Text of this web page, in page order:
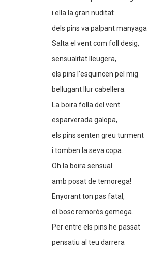
i ella la gran nuditat
dels pins va palpant manyaga.
Salta el vent com foll desig,
sensualitat lleugera,
els pins l’esquincen pel mig
bellugant llur cabellera.
La boira folla del vent
esparverada galopa,
els pins senten greu turment
i tomben la seva copa.
Oh la boira sensual
amb posat de temorega!
Enyorant ton pas fatal,
el bosc remorós gemega.
Per entre els pins he passat
pensatiu al teu darrera